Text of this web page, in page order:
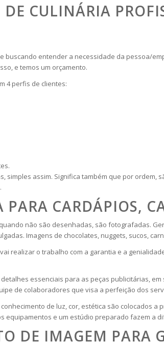
CULINÁRIA
entender a necessidade da pessoa/
isso, e temos um orçamento.
4 perfis de clientes:
simples assim. Significa também que por
CARDÁPIOS,
não são desenhadas, são fotografadas.
Imagens de chocolates, nuggets, sucos,
realizar o trabalho com a garantia e a
essenciais para as peças publicitárias,
de colaboradores que visa a perfeição dos
de luz, cor, estética são colocados a
e um estúdio preparado fazem a
DE IMAGEM